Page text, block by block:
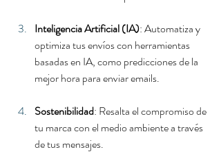
Inteligencia Artificial (IA): Automatiza y
optimiza tus envíos con herramientas
basadas en IA, como predicciones de la
mejor hora para enviar emails.
Sostenibilidad: Resalta el compromiso de
tu marca con el medio ambiente a través
de tus mensajes.